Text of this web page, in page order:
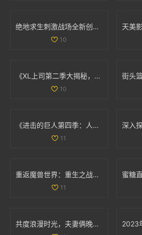
绝地求生刺激战场全新创意工坊上线，体验极寒模式的独特挑战与乐趣
10
《XL上司第二季大揭秘，角色发展与剧情变化分析》
10
《进击的巨人第四季：人类与巨人最终决战的史诗篇章》
11
重返魔兽世界：重生之战斗的奇幻征程与挑战
11
共度浪漫时光，夫妻俩晚间电影推荐，温馨不容错过